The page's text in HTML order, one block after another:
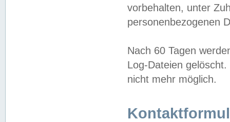
vorbehalten, unter
personenbezogenen
Nach 60 Tagen
Log-Dateien
nicht mehr möglich.